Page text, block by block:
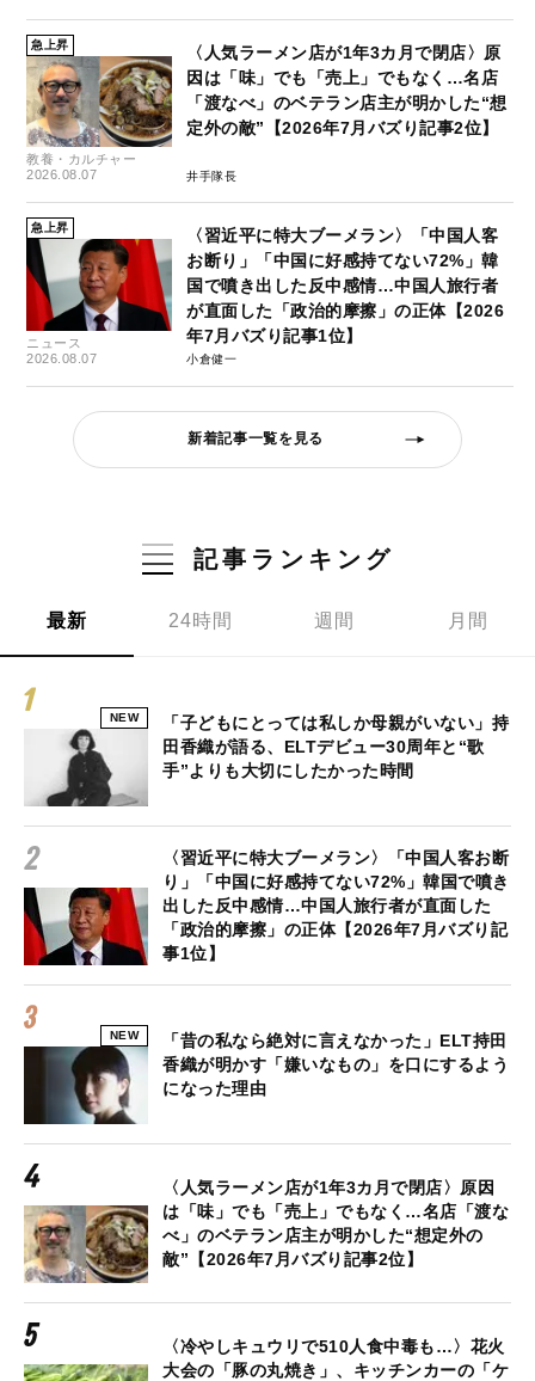
急上昇
教養・カルチャー
2026.08.07
〈人気ラーメン店が1年3カ月で閉店〉原
因は「味」でも「売上」でもなく…名店
「渡なべ」のベテラン店主が明かした“想
定外の敵”【2026年7月バズり記事2位】
井手隊長
急上昇
ニュース
2026.08.07
〈習近平に特大ブーメラン〉「中国人客
お断り」「中国に好感持てない72%」韓
国で噴き出した反中感情…中国人旅行者
が直面した「政治的摩擦」の正体【2026
年7月バズり記事1位】
小倉健一
新着記事一覧を見る
記事ランキング
最新 24時間 週間 月間
NEW
「子どもにとっては私しか母親がいない」持
田香織が語る、ELTデビュー30周年と“歌
手”よりも大切にしたかった時間
〈習近平に特大ブーメラン〉「中国人客お断
り」「中国に好感持てない72%」韓国で噴き
出した反中感情…中国人旅行者が直面した
「政治的摩擦」の正体【2026年7月バズり記
事1位】
NEW
「昔の私なら絶対に言えなかった」ELT持田
香織が明かす「嫌いなもの」を口にするよう
になった理由
〈人気ラーメン店が1年3カ月で閉店〉原因
は「味」でも「売上」でもなく…名店「渡な
べ」のベテラン店主が明かした“想定外の
敵”【2026年7月バズり記事2位】
〈冷やしキュウリで510人食中毒も…〉花火
大会の「豚の丸焼き」、キッチンカーの「ケ